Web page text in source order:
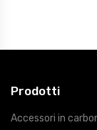
Prodotti
Accessori in